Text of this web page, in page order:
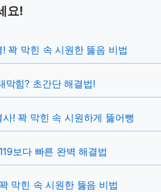
요!
꽉 막힌 속 시원한 뚫음 비법
막힘? 초간단 해결법!
! 꽉 막힌 속 시원하게 뚫어뻥
보다 빠른 완벽 해결법
막힌 속 시원한 뚫음 비법